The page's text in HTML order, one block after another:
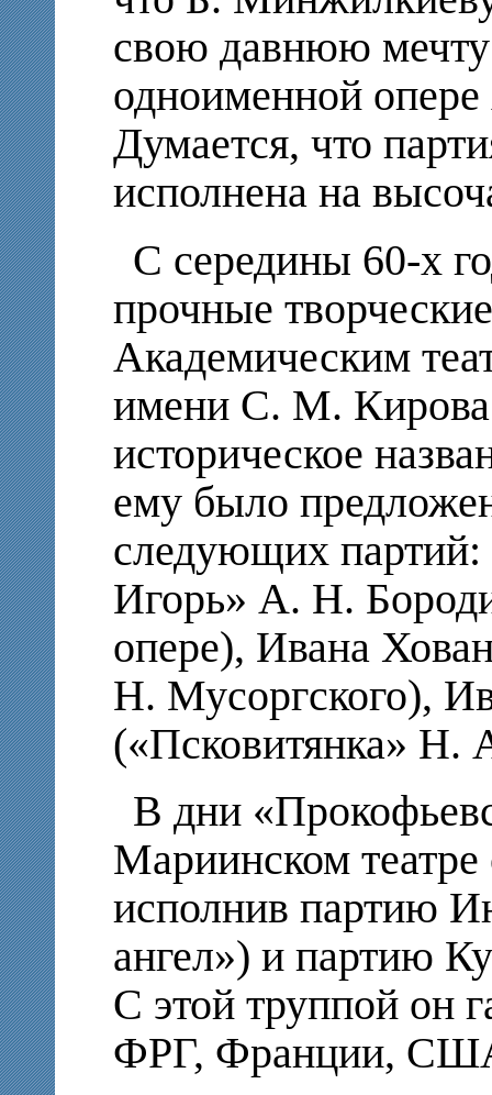
свою давнюю
одноименной
Думается, что
исполнена на
С середины 60-х
прочные
Академическим
имени С. М. Кирова
историческое
ему было
следующих партий:
Игорь» А. Н.
опере), Ивана
Н. Мусоргского),
(«Псковитянка» Н.
В дни
Мариинском
исполнив партию
ангел») и партию
С этой труппой он
ФРГ, Франции,